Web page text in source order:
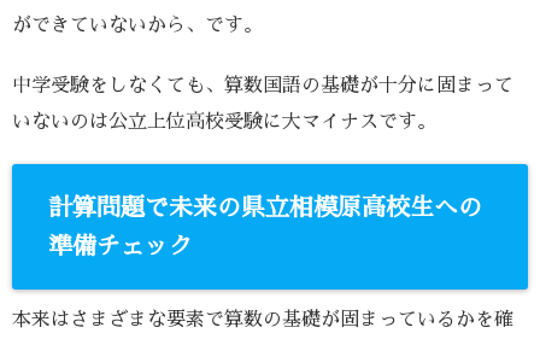
ができていないから、です。
中学受験をしなくても、算数国語の基礎が十分に固まって
いないのは公立上位高校受験に大マイナスです。
計算問題で未来の県立相模原高校生への
準備チェック
本来はさまざまな要素で算数の基礎が固まっているかを確